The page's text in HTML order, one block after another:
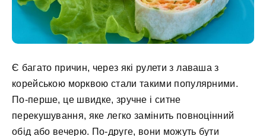
Є багато причин, через які рулети з лаваша з
корейською морквою стали такими популярними.
По-перше, це швидке, зручне і ситне
перекушування, яке легко замінить повноцінний
обід або вечерю. По-друге, вони можуть бути